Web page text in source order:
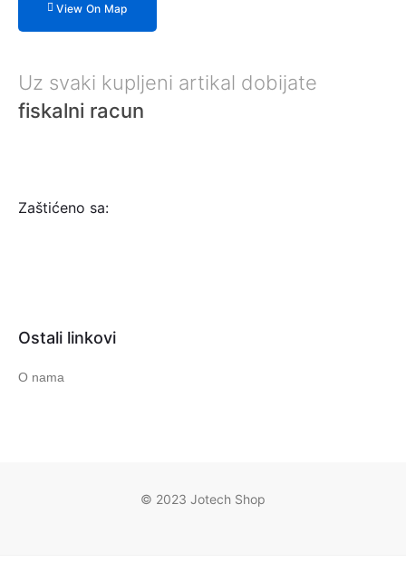
View On Map
Uz svaki kupljeni artikal dobijate
fiskalni racun
Zaštićeno sa:
Ostali linkovi
O nama
© 2023 Jotech Shop